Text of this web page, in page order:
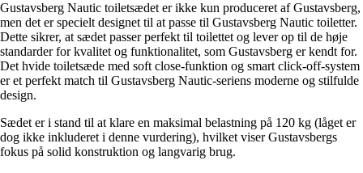
Gustavsberg Nautic toiletsædet er ikke kun produceret af Gustavsberg,
men det er specielt designet til at passe til Gustavsberg Nautic toiletter.
Dette sikrer, at sædet passer perfekt til toilettet og lever op til de høje
standarder for kvalitet og funktionalitet, som Gustavsberg er kendt for.
Det hvide toiletsæde med soft close-funktion og smart click-off-system
er et perfekt match til Gustavsberg Nautic-seriens moderne og stilfulde
design.
Sædet er i stand til at klare en maksimal belastning på 120 kg (låget er
dog ikke inkluderet i denne vurdering), hvilket viser Gustavsbergs
fokus på solid konstruktion og langvarig brug.